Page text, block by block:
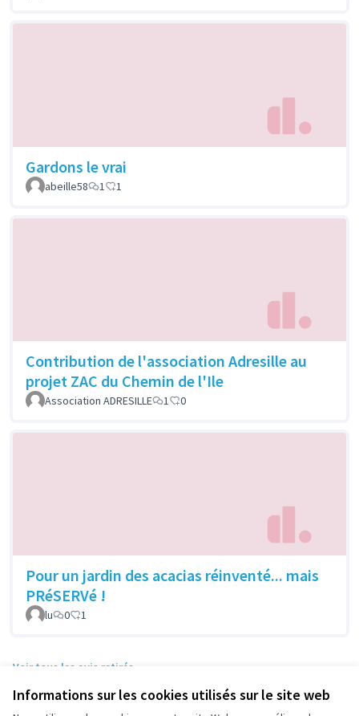
Informations sur les cookies utilisés sur le site web
Gardons le vrai
abeille58 1 1
Contribution de l'association Adresille au
projet ZAC du Chemin de l'Ile
Association ADRESILLE 1 0
Pour un jardin des acacias réinventé... mais
PRéSERVé !
lu 0 1
Voir tous les avis retirés